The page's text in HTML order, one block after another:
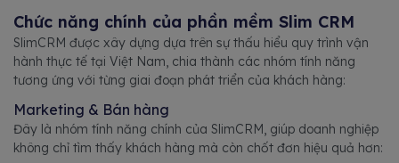
Chức năng chính của phần mềm Slim CRM
SlimCRM được xây dựng dựa trên sự thấu hiểu quy trình vận
hành thực tế tại Việt Nam, chia thành các nhóm tính năng
tương ứng với từng giai đoạn phát triển của khách hàng:
Marketing & Bán hàng
Đây là nhóm tính năng chính của SlimCRM, giúp doanh nghiệp
không chỉ tìm thấy khách hàng mà còn chốt đơn hiệu quả hơn: